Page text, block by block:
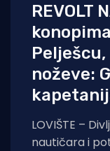
REVOLT
noževe:
LOVIŠTE –
nautičara i